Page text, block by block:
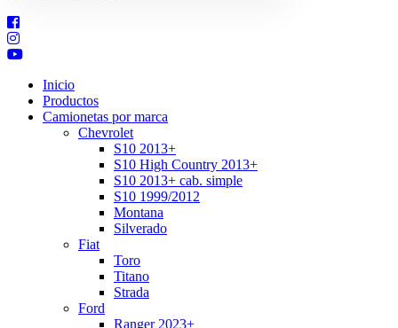
Inicio
Productos
Camionetas por marca
Chevrolet
S10 2013+
S10 High Country 2013+
S10 2013+ cab. simple
S10 1999/2012
Montana
Silverado
Fiat
Toro
Titano
Strada
Ford
Ranger 2023+